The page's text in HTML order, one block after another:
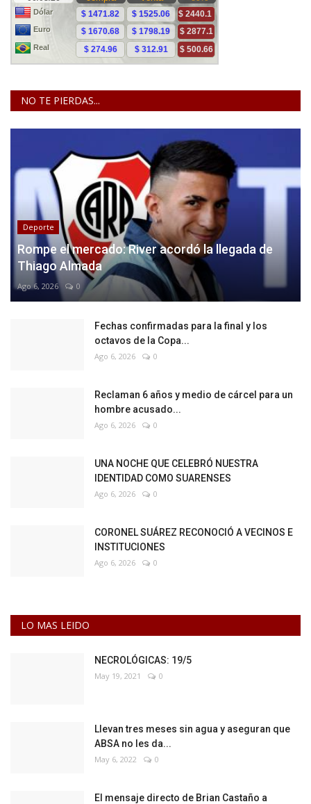
NO TE PIERDAS...
Deporte
Rompe el mercado: River acordó la llegada de
Thiago Almada
Ago 6, 2026 0
Fechas confirmadas para la final y los
octavos de la Copa...
Ago 6, 2026 0
Reclaman 6 años y medio de cárcel para un
hombre acusado...
Ago 6, 2026 0
UNA NOCHE QUE CELEBRÓ NUESTRA
IDENTIDAD COMO SUARENSES
Ago 6, 2026 0
CORONEL SUÁREZ RECONOCIÓ A VECINOS E
INSTITUCIONES
Ago 6, 2026 0
LO MAS LEIDO
NECROLÓGICAS: 19/5
May 19, 2021 0
Llevan tres meses sin agua y aseguran que
ABSA no les da...
May 6, 2022 0
El mensaje directo de Brian Castaño a